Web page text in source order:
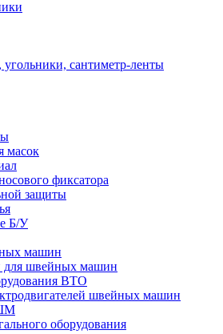
сантиметр-ленты
масок
фиксатора
защиты
Б/У
машин
для швейных машин
ВТО
швейных машин
оборудования